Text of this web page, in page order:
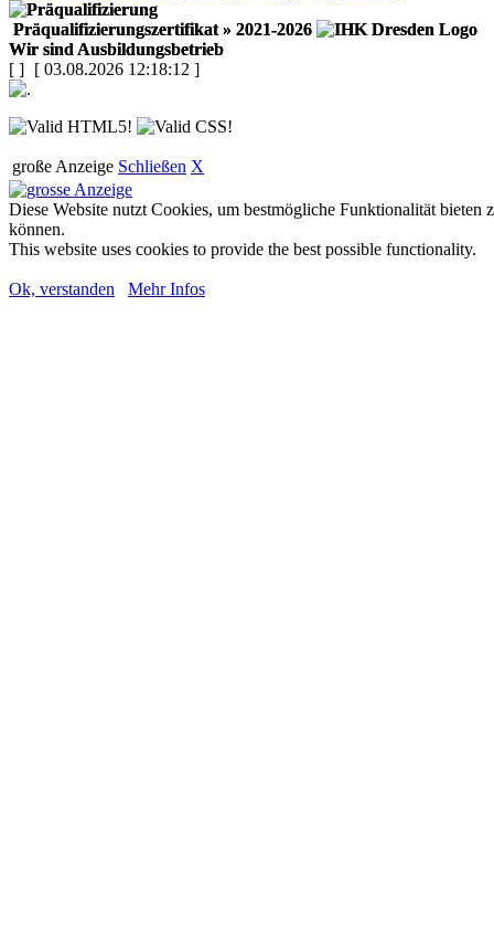
Präqualifizierungszertifikat » 2021-2026
Wir sind Ausbildungsbetrieb
[ ] [ 03.08.2026 12:18:12 ]
große Anzeige Schließen X
Diese Website nutzt Cookies, um bestmögliche Funktionalität bieten
können.
This website uses cookies to provide the best possible functionality.
Ok, verstanden Mehr Infos